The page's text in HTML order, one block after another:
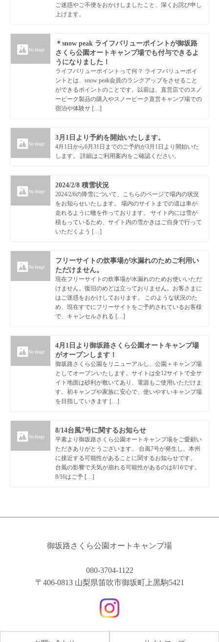
ご迷惑やご不便をおかけしましたこと、深くお詫び申し
上げます。
＊snow peak ライフバリューポイントが御坂路
さくら公園オートキャンプ場でも付与できるよ
うになりました！
ライフバリューポイントって何？ ライフバリューポイ
ントとは、snow peak会員のランクアップをさせること
ができるポイントのことです。以前は、直営店でのスノ
ーピーク製品の購入やスノーピーク直営キャンプ場での
宿泊や体験サ […]
3月1日より予約を開始いたします。
4月1日から6月31日までのご予約が3月1日より開始いた
します。 詳細はご利用案内をご確認ください。
2024/2/8 積雪状況
2024/2/6の降雪について、こちらのページで場内の状況
をお知らせいたします。 場内のサイトまでの道は車が
走れるように轍を作っております。 サイト内には雪が
積もっているため、サイト内の雪かきはご自身で行って
いただくよう […]
フリーサイトの炊事場が水漏れのためご利用い
ただけません。
現在フリーサイトの炊事場が水漏れのためお使いいただ
けません。復旧のめどは立っておりません。お客さまに
はご迷惑をおかけしております。 このような状況のた
め、現在すでにフリーサイトをご予約されているお客様
で、キャンセルされる […]
4月1日より御坂路さくら公園オートキャンプ場
がオープンします！
御坂路さくら公園をリニューアルし、公園＋キャンプ場
としてオープンいたします。サイトは全12サイトで全サ
イト地面は砂利が敷いてあり、電源もご使用いただけま
す。初キャンプや家族に安心で、使いやすいキャンプ場
を目指していきます […]
8/14台風7号に関するお知らせ
平素より御坂路さくら公園オートキャンプ場をご愛顧い
ただきありがとうございます。 台風7号が発生し、本州
に接近する可能性があることに関するお知らせです。
台風の影響で天気が崩れる可能性があるのは8/16です。
8/16はご予 […]
御坂路さくら公園オートキャンプ場
080-3704-1122
〒406-0813 山梨県笛吹市御坂町上黒駒5421